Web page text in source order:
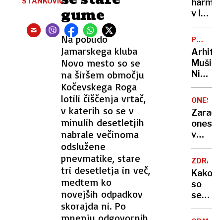
gume
Na pobudo
Jamarskega kluba
Novo mesto so se
na širšem območju
Kočevskega Roga
lotili čiščenja vrtač,
v katerih so se v
minulih desetletjih
nabrale večinoma
odslužene
pnevmatike, stare
tri desetletja in več,
medtem ko
novejših odpadkov
skorajda ni. Po
zadavil
v lov
na
nov
rekord
CENTER
Mušič:
Nikoli
nisem
da je
to v
moji
sploh
Zaradi
v
delu
voda
Kako
so
se
cilji